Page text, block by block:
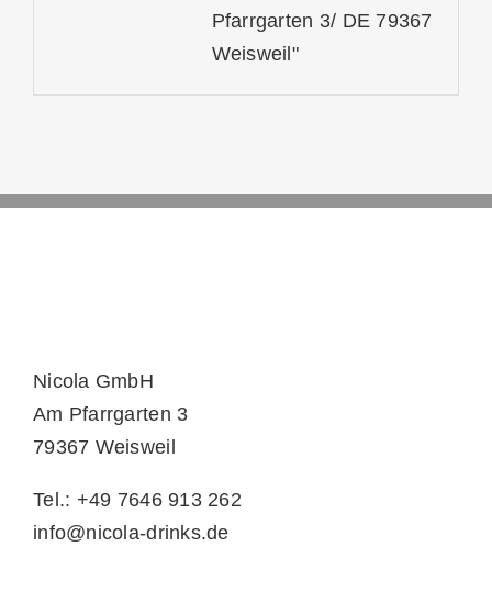
Pfarrgarten 3/ DE 79367
Weisweil"
Nicola GmbH
Am Pfarrgarten 3
79367 Weisweil
Tel.: +49 7646 913 262
info@nicola-drinks.de